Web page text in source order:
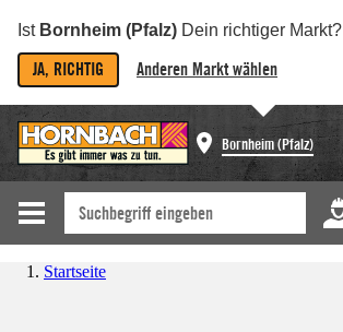
Ist Bornheim (Pfalz) Dein richtiger Markt?
JA, RICHTIG Anderen Markt wählen
Bornheim (Pfalz)
Startseite